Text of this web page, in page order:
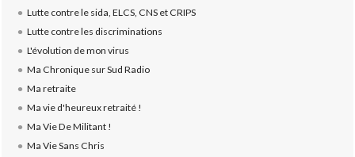
Lutte contre le sida, ELCS, CNS et CRIPS
Lutte contre les discriminations
L'évolution de mon virus
Ma Chronique sur Sud Radio
Ma retraite
Ma vie d'heureux retraité !
Ma Vie De Militant !
Ma Vie Sans Chris